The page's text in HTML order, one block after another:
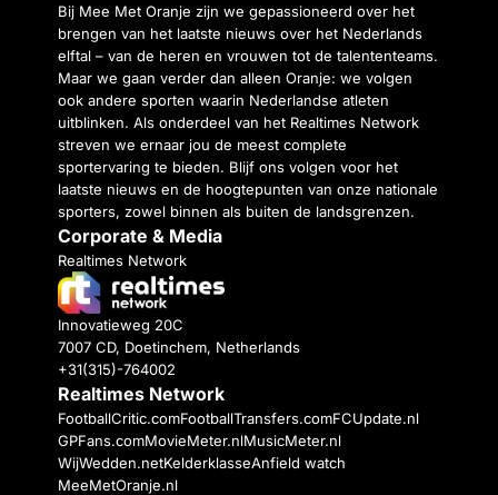
Bij Mee Met Oranje zijn we gepassioneerd over het
brengen van het laatste nieuws over het Nederlands
elftal – van de heren en vrouwen tot de talententeams.
Maar we gaan verder dan alleen Oranje: we volgen
ook andere sporten waarin Nederlandse atleten
uitblinken. Als onderdeel van het Realtimes Network
streven we ernaar jou de meest complete
sportervaring te bieden. Blijf ons volgen voor het
laatste nieuws en de hoogtepunten van onze nationale
sporters, zowel binnen als buiten de landsgrenzen.
Corporate & Media
Realtimes Network
Innovatieweg 20C
7007 CD, Doetinchem, Netherlands
+31(315)-764002
Realtimes Network
FootballCritic.comFootballTransfers.comFCUpdate.nl
GPFans.comMovieMeter.nlMusicMeter.nl
WijWedden.netKelderklasseAnfield watch
MeeMetOranje.nl